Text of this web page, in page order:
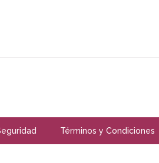
Términos y Condiciones